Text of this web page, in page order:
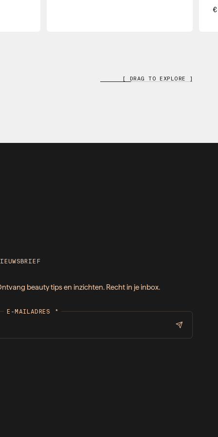
[ DRAG TO EXPLORE ]
beauty tips en inzichten. Recht in je inbox.
E-MAILADRES *